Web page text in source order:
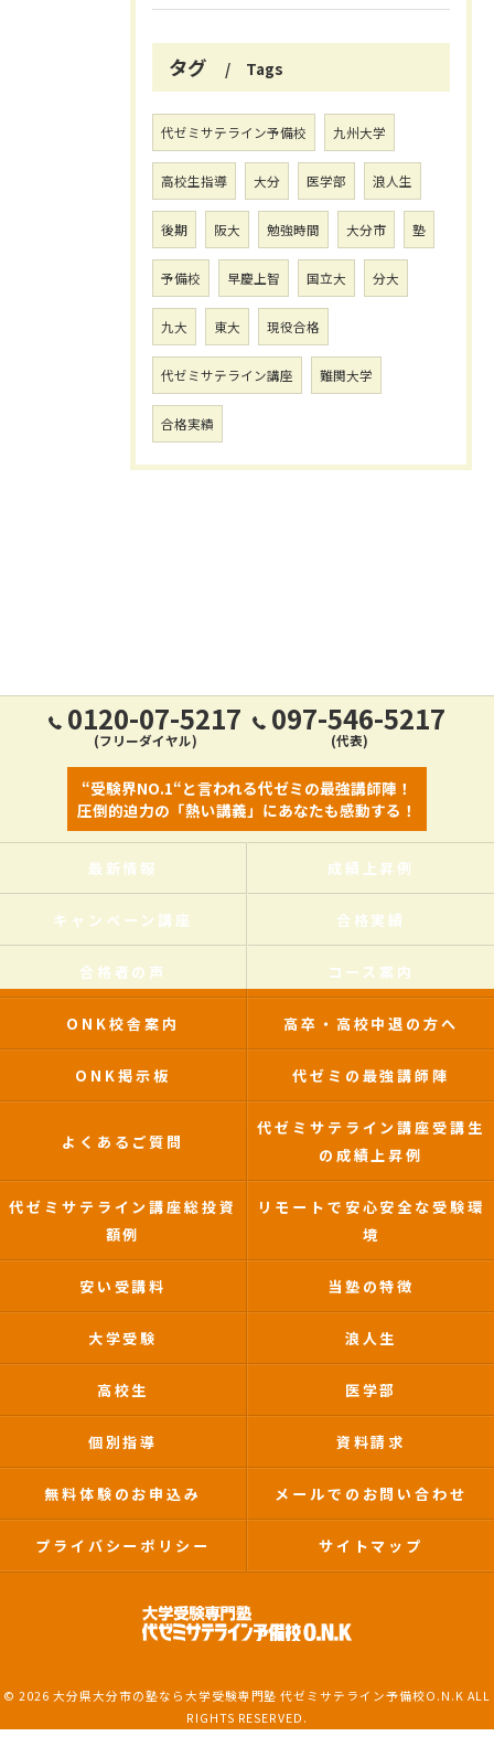
タグ Tags
代ゼミサテライン予備校 九州大学
高校生指導 大分 医学部 浪人生
後期 阪大 勉強時間 大分市 塾
予備校 早慶上智 国立大 分大
九大 東大 現役合格
代ゼミサテライン講座 難関大学
合格実績
0120-07-5217
(フリーダイヤル)
097-546-5217
(代表)
“受験界NO.1“と言われる代ゼミの最強講師陣！
圧倒的迫力の「熱い講義」にあなたも感動する！
最新情報 成績上昇例
キャンペーン講座 合格実績
合格者の声 コース案内
ONK校舎案内 高卒・高校中退の方へ
ONK掲示板 代ゼミの最強講師陣
よくあるご質問
代ゼミサテライン講座受講生
の成績上昇例
代ゼミサテライン講座総投資
額例
リモートで安心安全な受験環
境
安い受講料 当塾の特徴
大学受験 浪人生
高校生 医学部
個別指導 資料請求
無料体験のお申込み メールでのお問い合わせ
プライバシーポリシー サイトマップ
© 2026 大分県大分市の塾なら大学受験専門塾 代ゼミサテライン予備校O.N.K ALL
RIGHTS RESERVED.